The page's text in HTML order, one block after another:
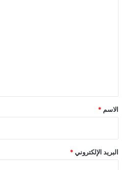
*
الاسم *
البريد الإلكتروني *